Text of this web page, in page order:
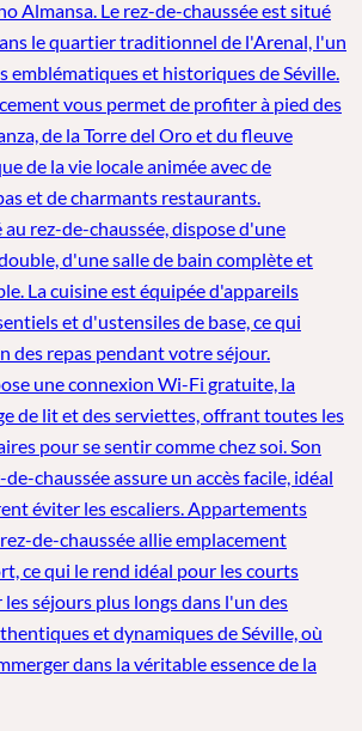
Almansa. Le rez-de-chaussée est situé
le quartier traditionnel de l'Arenal, l'un
emblématiques et historiques de Séville.
vous permet de profiter à pied des
de la Torre del Oro et du fleuve
de la vie locale animée avec de
et de charmants restaurants.
rez-de-chaussée, dispose d'une
d'une salle de bain complète et
La cuisine est équipée d'appareils
et d'ustensiles de base, ce qui
des repas pendant votre séjour.
une connexion Wi-Fi gratuite, la
de lit et des serviettes, offrant toutes les
pour se sentir comme chez soi. Son
chaussée assure un accès facile, idéal
éviter les escaliers. Appartements
de-chaussée allie emplacement
ce qui le rend idéal pour les courts
séjours plus longs dans l'un des
et dynamiques de Séville, où
dans la véritable essence de la